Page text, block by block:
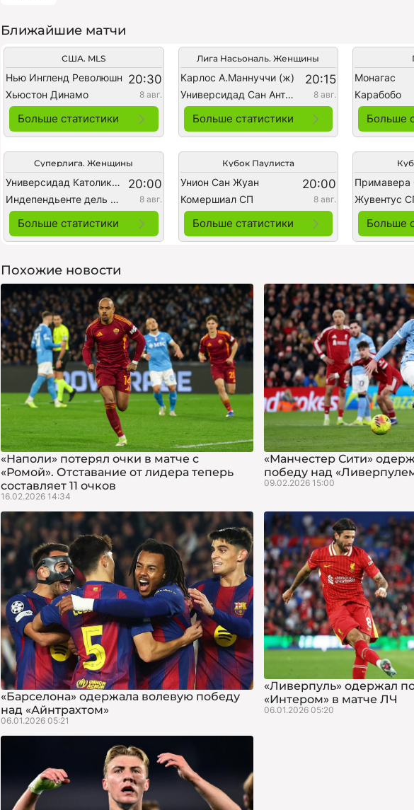
Ближайшие матчи
США. MLS
Нью Ингленд Революшн 20:30
Хьюстон Динамо 8 авг.
Больше статистики
Лига Насьональ. Женщины
Карлос А.Маннуччи (ж) 20:15
Универсидад Сан Антонио Абад (ж) 8 авг.
Больше статистики
Монагас
Карабобо
Больше
Суперлига. Женщины
Универсидад Католика (ж) 20:00
Индепендьенте дель Валье (ж) 8 авг.
Больше статистики
Кубок Паулиста
Унион Сан Жуан 20:00
Комершиал СП 8 авг.
Больше статистики
Жувентус
Больше
Похожие новости
«Наполи» потерял очки в матче с
«Ромой». Отставание от лидера теперь
составляет 11 очков
16.02.2026 14:34
«Манчестер Сити»
победу над
09.02.2026 15:00
«Барселона» одержала волевую победу
над «Айнтрахтом»
06.01.2026 05:21
«Ливерпуль» одержал
«Интером» в матче ЛЧ
06.01.2026 05:20